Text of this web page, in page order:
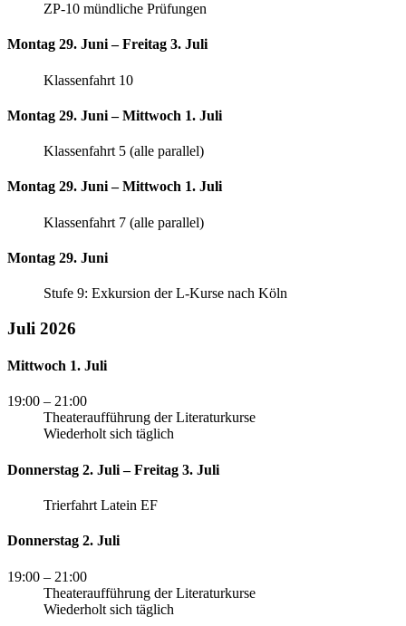
ZP-10 mündliche Prüfungen
Montag 29. Juni – Freitag 3. Juli
Klassenfahrt 10
Montag 29. Juni – Mittwoch 1. Juli
Klassenfahrt 5 (alle parallel)
Montag 29. Juni – Mittwoch 1. Juli
Klassenfahrt 7 (alle parallel)
Montag 29. Juni
Stufe 9: Exkursion der L-Kurse nach Köln
Juli 2026
Mittwoch 1. Juli
19:00 – 21:00
Theateraufführung der Literaturkurse
Wiederholt sich täglich
Donnerstag 2. Juli – Freitag 3. Juli
Trierfahrt Latein EF
Donnerstag 2. Juli
19:00 – 21:00
Theateraufführung der Literaturkurse
Wiederholt sich täglich